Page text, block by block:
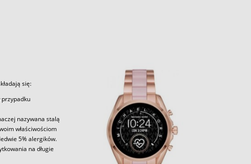
się:
nazywana stalą
właściwościom
5% alergików.
na długie